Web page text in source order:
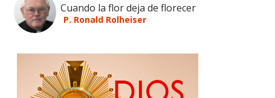
Cuando la flor deja de florecer
P. Ronald Rolheiser